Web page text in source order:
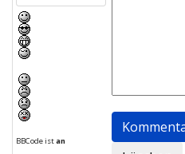
BBCode istan